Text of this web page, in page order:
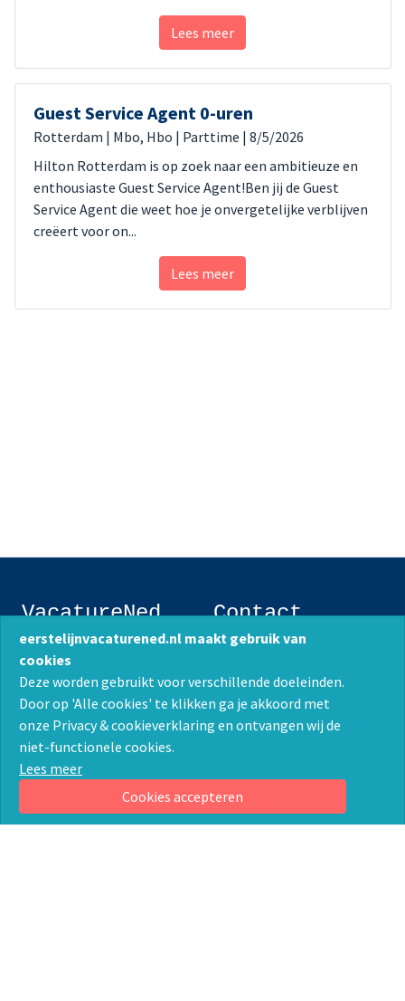
eerstelijnvacaturened.nl maakt gebruik van
cookies
Deze worden gebruikt voor verschillende doeleinden.
Door op 'Alle cookies' te klikken ga je akkoord met
onze Privacy & cookieverklaring en ontvangen wij de
niet-functionele cookies.
Lees meer
Cookies accepteren
Lees meer
Guest Service Agent 0-uren
| Mbo, Hbo | Parttime
| 8/5/2026
Hilton Rotterdam is op zoek naar een ambitieuze en
enthousiaste Guest Service Agent!Ben jij de Guest
Service Agent die weet hoe je onvergetelijke verblijven
Lees meer
VacatureNed
Postbus 1199
3860 BD Nijkerk
KvK 32128460
Algemene voorwaarden
Contact
033 - 247 55 10
Werkzoekende
Vacatures zoeken
Contact
Werkgevende
Over ons
Contact